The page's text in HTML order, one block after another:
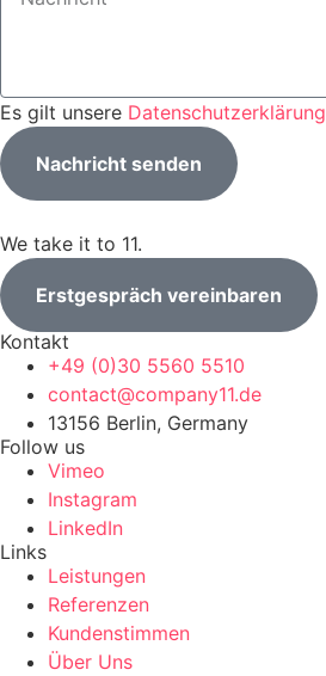
Es gilt unsere Datenschutzerklärung
Nachricht senden
We take it to 11.
Erstgespräch vereinbaren
Kontakt
+49 (0)30 5560 5510
contact@company11.de
13156 Berlin, Germany
Follow us
Vimeo
Instagram
LinkedIn
Links
Leistungen
Referenzen
Kundenstimmen
Über Uns